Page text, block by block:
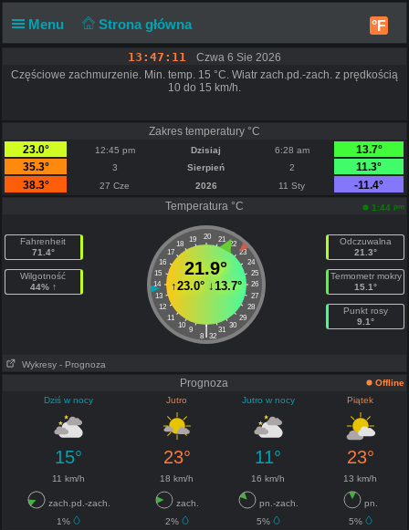
Menu Strona główna °F
13:47:11
Czwa 6 Sie 2026
Częściowe zachmurzenie. Min. temp. 15 °C. Wiatr zach.pd.-zach. z prędkością
10 do 15 km/h.
Zakres temperatury °C
23.0°
12:45 pm Dzisiaj 6:28 am
13.7°
35.3°
3 Sierpień 2
11.3°
38.3°
27 Cze 2026 11 Sty
-11.4°
Temperatura °C
1:44 pm
Fahrenheit
71.4°
Wilgotność
44% ↑
20
19 21
18
22
17
23
16
24
15
25
14
26
13
27
12
28
11
29
10
30
9 31
|
8 32
21.9°
↑23.0°↓13.7°
Odczuwalna
21.3°
Termometr mokry
15.1°
Punkt rosy
9.1°
Wykresy - Prognoza
Prognoza
Offline
Dziś w nocy
Jutro Jutro w nocy Piątek
15° 23° 11° 23°
11 km/h 18 km/h 16 km/h 13 km/h
zach.pd.-zach. zach. pn.-zach.
pn.
1%
2% 5%
5%